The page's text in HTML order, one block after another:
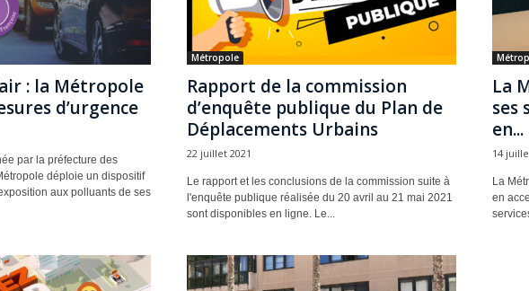
: la Métropole
d’urgence
par la préfecture des
déploie un dispositif
aux polluants de ses
Métropole
Rapport de la commission
d’enquête publique du Plan de
Déplacements Urbains
22 juillet 2021
Le rapport et les conclusions de la commission suite à
l'enquête publique réalisée du 20 avril au 21 mai 2021
sont disponibles en ligne. Le...
La
ses
en...
14
La
en